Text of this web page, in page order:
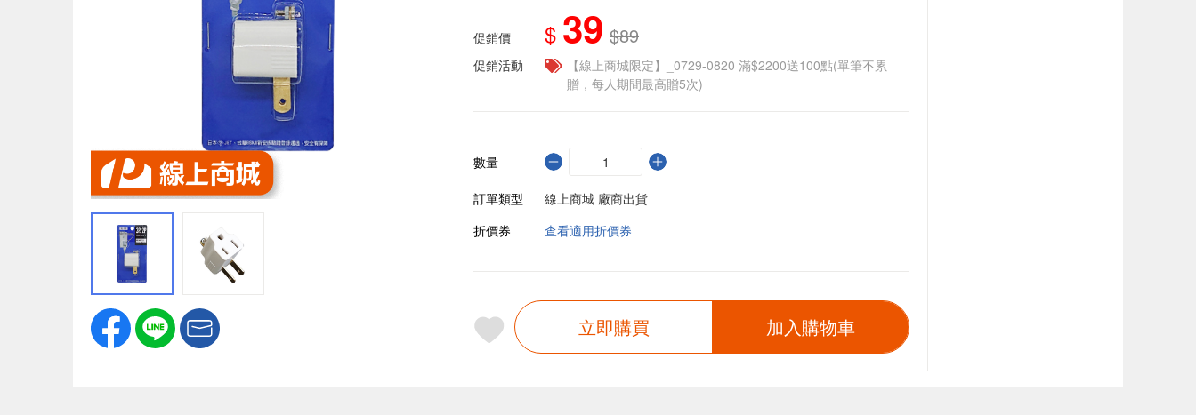
促銷價 $ 39 $89
促銷活動
【線上商城限定】_0729-0820 滿$2200送100點(單筆不累
贈，每人期間最高贈5次)
數量
訂單類型
線上商城 廠商出貨
折價券
查看適用折價券
立即購買 加入購物車